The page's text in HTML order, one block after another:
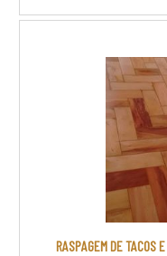
Poliuretano,
variações
grande
podendo ser
TÉCNICOS: - Resistência química a ácidos e
bases; - Cura
de solventes; -
UV. - Alta
térmico; -
baixo VOC; -
RASPAGEM DE TACOS